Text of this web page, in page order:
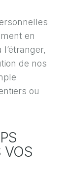
en
de nos
ou
VOS